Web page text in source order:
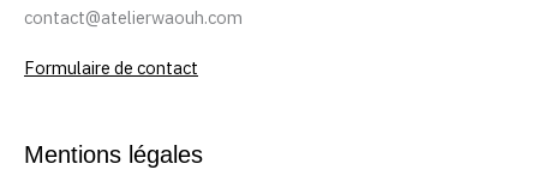
contact@atelierwaouh.com
Formulaire de contact
Mentions légales